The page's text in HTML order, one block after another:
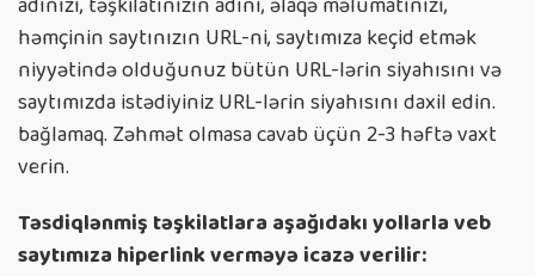
həmçinin saytınızın URL-ni, saytımıza keçid etmək
niyyətində olduğunuz bütün URL-lərin siyahısını və
saytımızda istədiyiniz URL-lərin siyahısını daxil edin.
bağlamaq. Zəhmət olmasa cavab üçün 2-3 həftə vaxt
verin.
Təsdiqlənmiş təşkilatlara aşağıdakı yollarla veb
saytımıza hiperlink verməyə icazə verilir: